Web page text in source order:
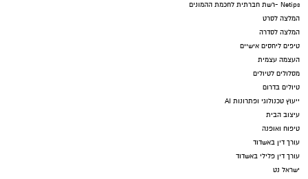
Netips -רשת חברתית לחכמת ההמונים
המלצה לסרט
המלצה לסדרה
טיפים ליחסים אישיים
העצמה עצמית
מסלולים לטיולים
טיולים בדרום
ייעוץ טכנולוגי ופתרונות AI
עיצוב הבית
טיפוח ואופנה
עורך דין באשדוד
עורך דין פלילי באשדוד
ישראל נט